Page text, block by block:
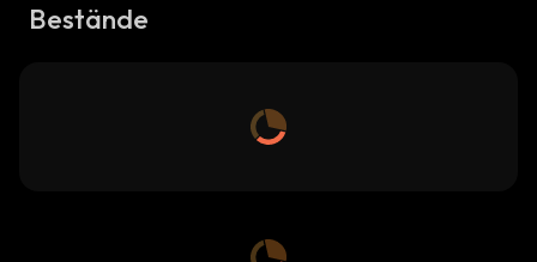
Bestände